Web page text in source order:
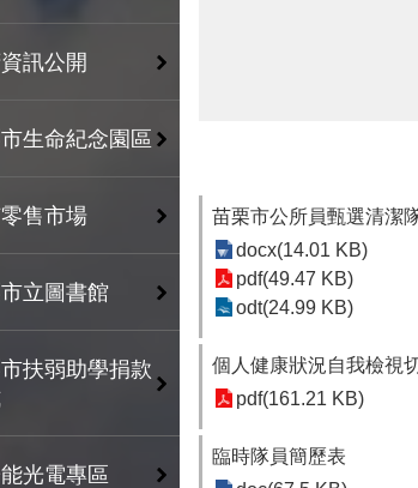
訊公開
生命紀念園區
售市場
立圖書館
扶弱助學捐款
光電專區
苗栗市公所員甄選清潔
docx(14.01 KB)
pdf(49.47 KB)
odt(24.99 KB)
個人健康狀況自我檢視
pdf(161.21 KB)
臨時隊員簡歷表